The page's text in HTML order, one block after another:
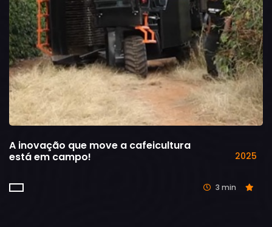
A inovação que move a cafeicultura
está em campo!
2025
3 min